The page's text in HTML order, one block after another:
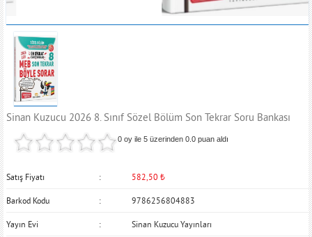
Sinan Kuzucu 2026 8. Sınıf Sözel Bölüm Son Tekrar Soru Bankası
0 oy ile 5 üzerinden0.0 puan aldı
Satış Fiyatı 582,50 ₺
Barkod Kodu 9786256804883
Yayın Evi Sinan Kuzucu Yayınları